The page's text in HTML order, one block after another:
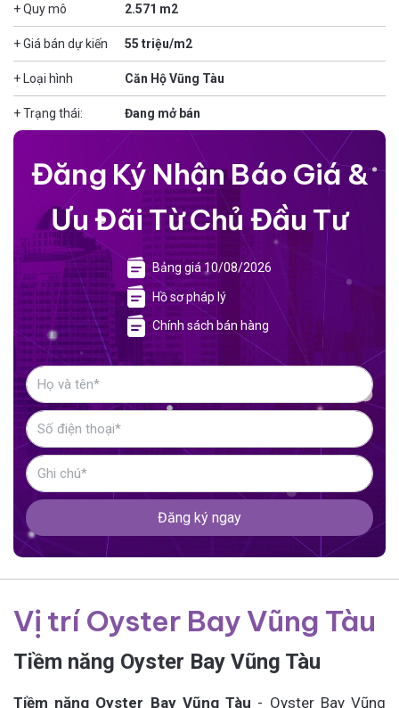
+ Quy mô 2.571 m2
+ Giá bán dự kiến 55 triệu/m2
+ Loại hình Căn Hộ Vũng Tàu
+ Trạng thái: Đang mở bán
Đăng Ký Nhận Báo Giá &
Ưu Đãi Từ Chủ Đầu Tư
Bảng giá 10/08/2026
Hồ sơ pháp lý
Chính sách bán hàng
Đăng ký ngay
Vị trí Oyster Bay Vũng Tàu
Tiềm năng Oyster Bay Vũng Tàu
Tiềm năng Oyster Bay Vũng Tàu - Oyster Bay Vũng